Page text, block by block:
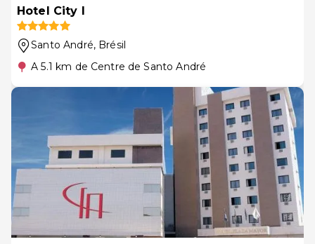
Hotel City I
Santo André, Brésil
A 5.1 km de Centre de Santo André